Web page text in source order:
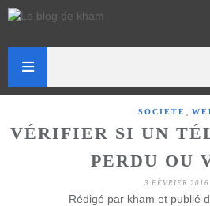
SOCIETE
VÉRIFIER SI UN
PERDU OU
3 FÉVRIER 2016
Rédigé par kham et publié